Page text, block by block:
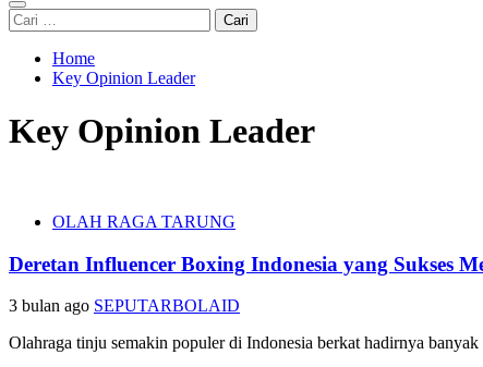
Primary
Menu
Cari
untuk:
Home
Key Opinion Leader
Key Opinion Leader
OLAH RAGA TARUNG
Deretan Influencer Boxing Indonesia yang Sukses
3 bulan ago SEPUTARBOLAID
Olahraga tinju semakin populer di Indonesia berkat hadirnya